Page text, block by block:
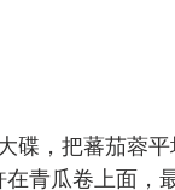
碟，把蕃茄蓉
青瓜卷上面，